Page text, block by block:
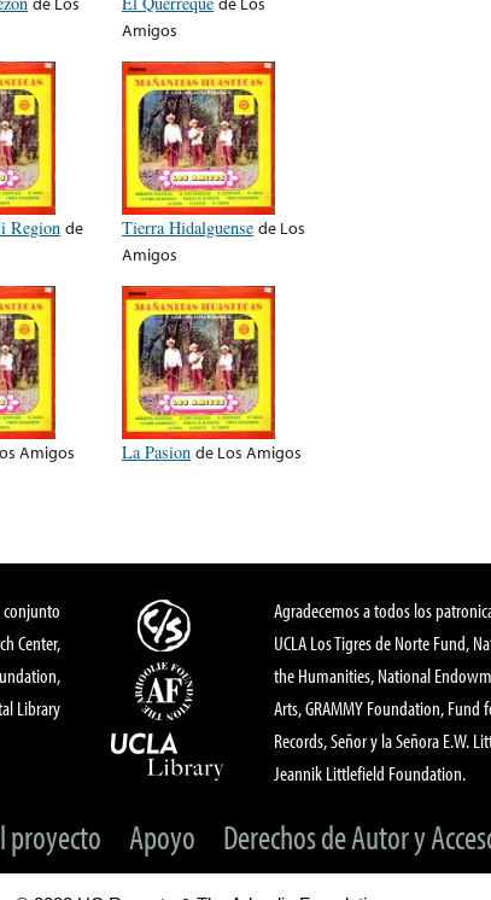
Amigos
Region de
Tierra Hidalguense de Los
Amigos
Amigos La Pasion de Los Amigos
Center,
Library
Agradecemos a todos los
UCLA Los Tigres de Norte Fund,
the Humanities, National
Arts, GRAMMY Foundation, Fund
Records, Señor y la Señora E.W.
Jeannik Littlefield Foundation.
proyecto Apoyo Derechos de Autor y